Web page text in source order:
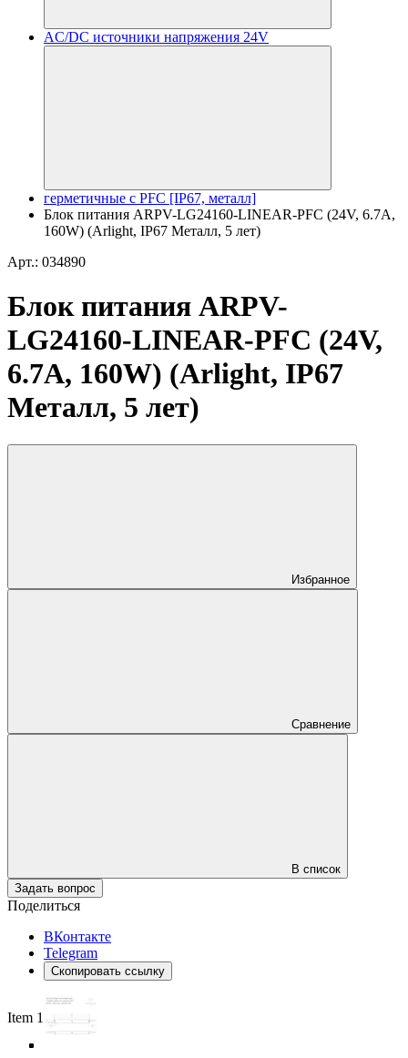
AC/DC источники напряжения 24V
герметичные с PFC [IP67, металл]
Блок питания ARPV-LG24160-LINEAR-PFC (24V, 6.7A,
160W) (Arlight, IP67 Металл, 5 лет)
Арт.: 034890
Блок питания ARPV-
LG24160-LINEAR-PFC (24V,
6.7A, 160W) (Arlight, IP67
Металл, 5 лет)
Избранное
Сравнение
В список
Задать вопрос
Поделиться
ВКонтакте
Telegram
Скопировать ссылку
Item 1 of 5